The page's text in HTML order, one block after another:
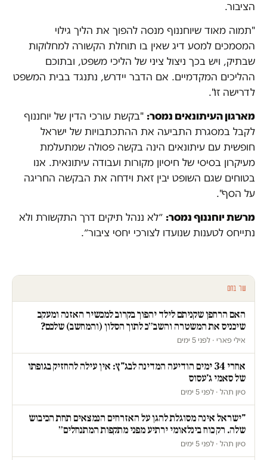
הציבור.
"תמוה מאוד שיוחננוף מנסה להפוך את הליך גילוי
המסמכים למסע דיג שאין בו תוחלת הקשורה למחלוקות
שבתיק, ויש בכך ניצול ציני של הליכי משפט, ובתוכם
ההליכים המקדמיים. אם הדבר יידרש, נתנגד בבית המשפט
לדרישה זו".
מארגון העיתונאים נמסר: "בקשת עורכי הדין של יוחננוף
לקבל במסגרת התביעה את ההתכתבויות של ישראל
חופשית עם עיתונאים הינה בקשה פסולה שמתעלמת
מעיקרון בסיסי של חיסיון מקורות ועבודה עיתונאית. אנו
בטוחים שגם השופט יבין זאת וידחה את הבקשה החריגה
על הסף".
מרשת יוחננוף נמסר: ״לא ננהל תיקים דרך התקשורת ולא
נתייחס לטענות שנועדו לצורכי יחסי ציבור״.
עוד בחם
האם הרחפן שקניתם לילד יהפוך בקרוב למכשיר האזנה ומעקב
שיכניס את המשטרה והשב״כ לתוך הסלון (והמחשב) שלכם?
אילי פארי · לפני 5 ימים
אחרי 34 ימים הודיעה המדינה לבג"ץ: אין עילה להחזיק בגופתו
של סאמי ג'עסוס
סיון תהל · לפני 5 ימים
"ישראל אינה מסוגלת להגן על האזרחים הנמצאים תחת הכיבוש
שלה. רק כוח בינלאומי ירתיע מפני מתקפות המתנחלים״
סיון תהל · לפני 5 ימים